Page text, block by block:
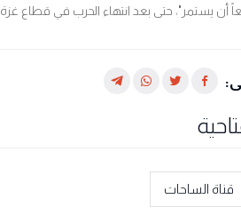
أن يستمر"، حتى بعد انتهاء الحرب في قطاع غزة.
قناة الساحات